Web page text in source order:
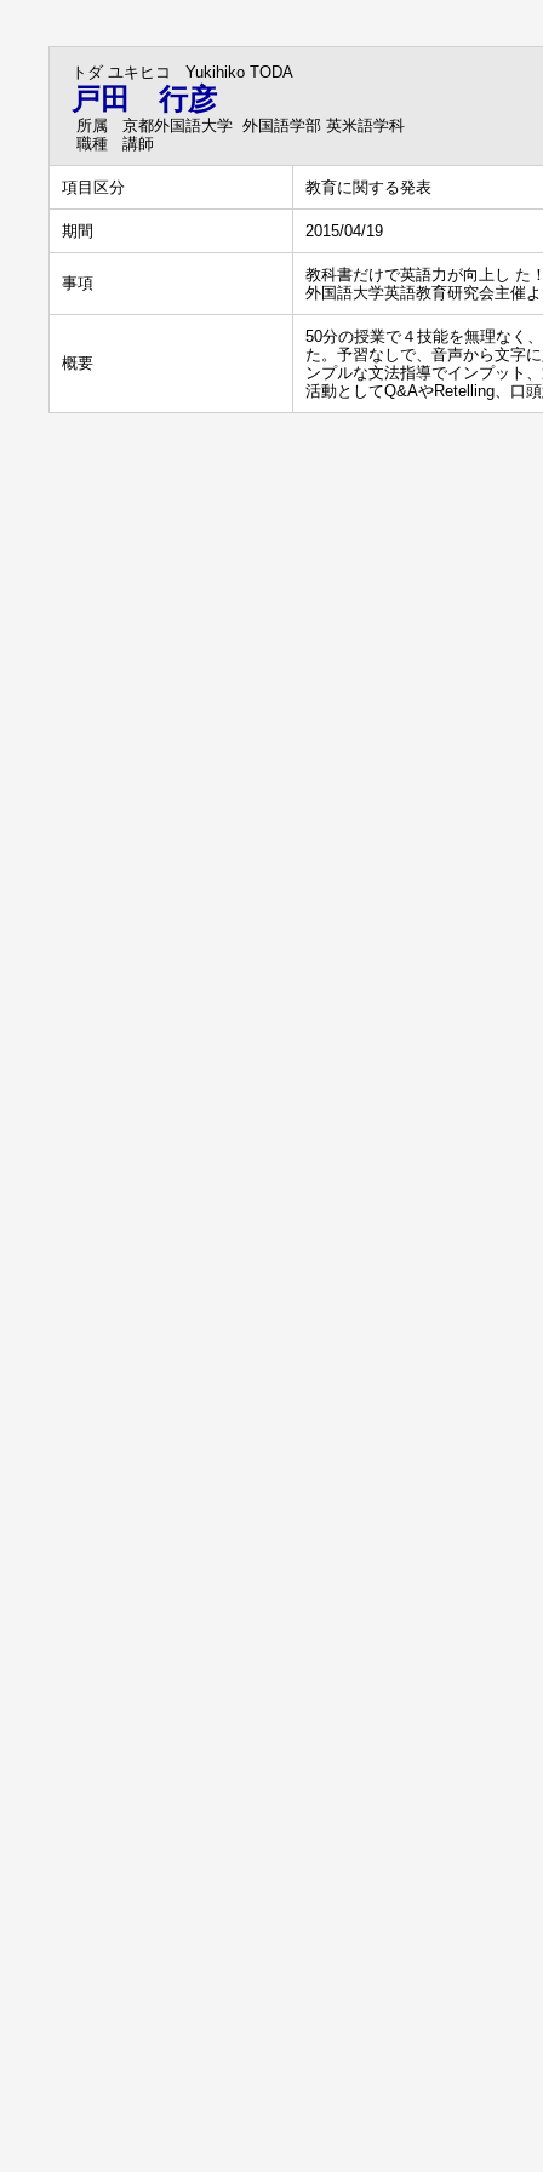
トダ ユキヒコ Yukihiko TODA
戸田 行彦
所属
京都外国語大学 外国語学部 英米語学科
職種
講師
項目区分 教育に関する発表
期間 2015/04/19
事項
教科書だけで英語力が向上し た
外国語大学英語教育研究会主催
概要
50分の授業で４技能を無理なく
た。予習なしで、音声から文字
ンプルな文法指導でインプット
活動としてQ&AやRetelling、口